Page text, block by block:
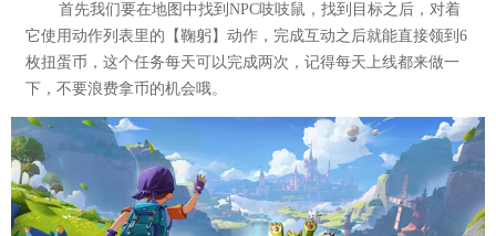
首先我们要在地图中找到NPC吱吱鼠，找到目标之后，对着
它使用动作列表里的【鞠躬】动作，完成互动之后就能直接领到6
枚扭蛋币，这个任务每天可以完成两次，记得每天上线都来做一
下，不要浪费拿币的机会哦。